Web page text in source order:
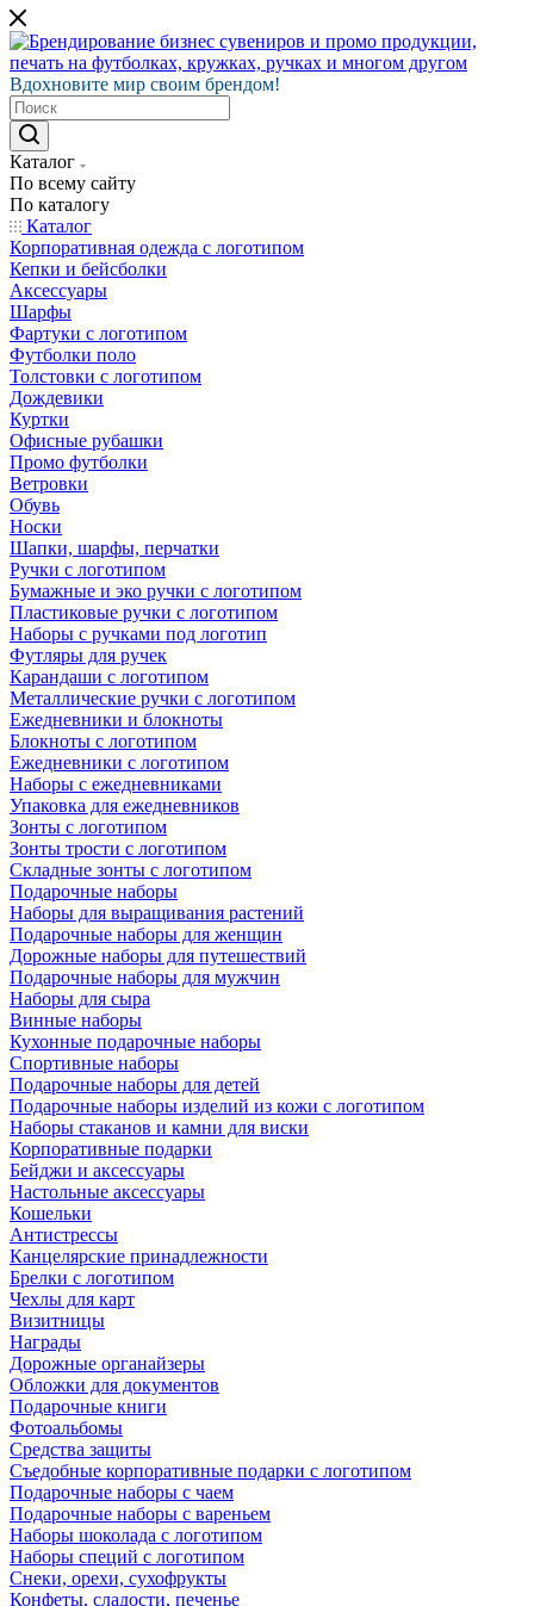
Вдохновите мир своим брендом!
Каталог
По всему сайту
По каталогу
Каталог
Корпоративная одежда с логотипом
Кепки и бейсболки
Аксессуары
Шарфы
Фартуки с логотипом
Футболки поло
Толстовки с логотипом
Дождевики
Куртки
Офисные рубашки
Промо футболки
Ветровки
Обувь
Носки
Шапки, шарфы, перчатки
Ручки с логотипом
Бумажные и эко ручки с логотипом
Пластиковые ручки с логотипом
Наборы с ручками под логотип
Футляры для ручек
Карандаши с логотипом
Металлические ручки с логотипом
Ежедневники и блокноты
Блокноты с логотипом
Ежедневники с логотипом
Наборы с ежедневниками
Упаковка для ежедневников
Зонты с логотипом
Зонты трости с логотипом
Складные зонты с логотипом
Подарочные наборы
Наборы для выращивания растений
Подарочные наборы для женщин
Дорожные наборы для путешествий
Подарочные наборы для мужчин
Наборы для сыра
Винные наборы
Кухонные подарочные наборы
Спортивные наборы
Подарочные наборы для детей
Подарочные наборы изделий из кожи с логотипом
Наборы стаканов и камни для виски
Корпоративные подарки
Бейджи и аксессуары
Настольные аксессуары
Кошельки
Антистрессы
Канцелярские принадлежности
Брелки с логотипом
Чехлы для карт
Визитницы
Награды
Дорожные органайзеры
Обложки для документов
Подарочные книги
Фотоальбомы
Средства защиты
Съедобные корпоративные подарки с логотипом
Подарочные наборы с чаем
Подарочные наборы с вареньем
Наборы шоколада с логотипом
Наборы специй с логотипом
Снеки, орехи, сухофрукты
Конфеты, сладости, печенье